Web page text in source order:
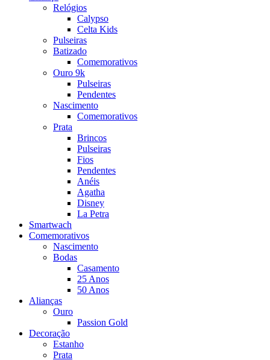
Relógios
Calypso
Celta Kids
Pulseiras
Batizado
Comemorativos
Ouro 9k
Pulseiras
Pendentes
Nascimento
Comemorativos
Prata
Brincos
Pulseiras
Fios
Pendentes
Anéis
Agatha
Disney
La Petra
Smartwach
Comemorativos
Nascimento
Bodas
Casamento
25 Anos
50 Anos
Alianças
Ouro
Passion Gold
Decoração
Estanho
Prata